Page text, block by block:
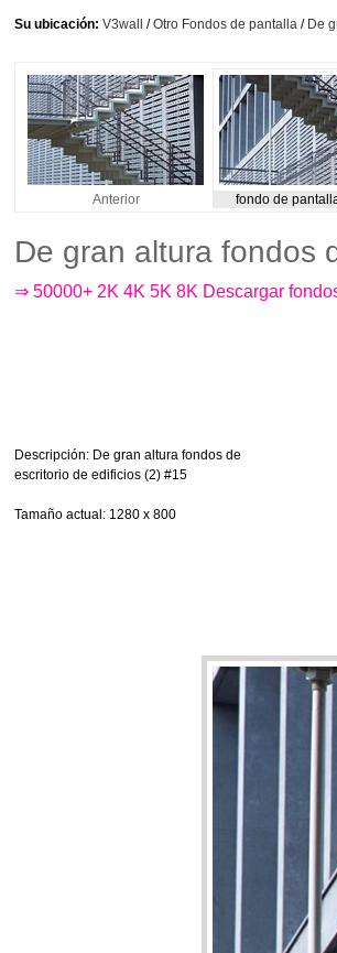
Su ubicación: V3wall /Otro Fondos de pantalla / De
Anterior fondo de
De gran altura fondos
⇒ 50000+ 2K 4K 5K 8K Descargar
Descripción: De gran altura fondos de
escritorio de edificios (2) #15
Tamaño actual : 1280 x 800